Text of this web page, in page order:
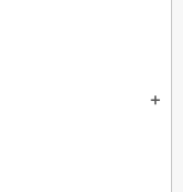
add